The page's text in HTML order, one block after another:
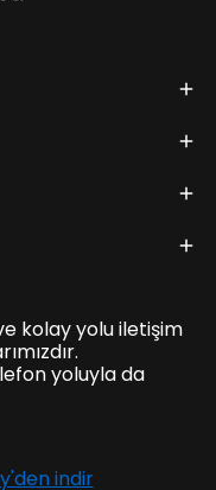
kolay yolu iletişim
yoluyla da